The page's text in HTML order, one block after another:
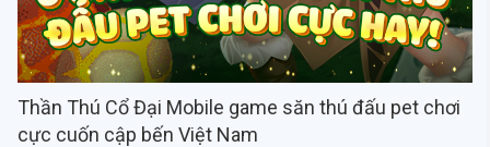
Thần Thú Cổ Đại Mobile game săn thú đấu pet chơi
cực cuốn cập bến Việt Nam